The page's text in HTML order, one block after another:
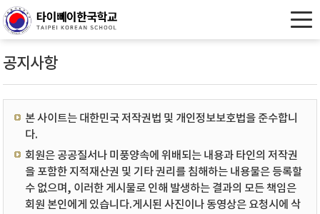
공지사항
본 사이트는 대한민국 저작권법 및 개인정보보호법을 준수합니
다.
회원은 공공질서나 미풍양속에 위배되는 내용과 타인의 저작권
을 포함한 지적재산권 및 기타 권리를 침해하는 내용물은 등록할
수 없으며, 이러한 게시물로 인해 발생하는 결과의 모든 책임은
회원 본인에게 있습니다.게시된 사진이나 동영상은 요청시에 삭